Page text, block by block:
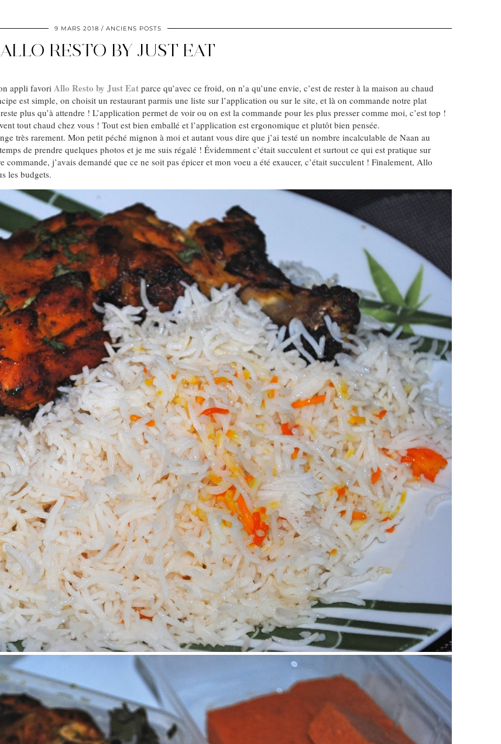
9 MARS 2018 ANCIENS POSTS
ALLO RESTO BY JUST EAT
appli favori Allo Resto by Just Eat parce qu’avec ce froid, on n’a qu’une envie, c’est de rester à la maison au chaud
est simple, on choisit un restaurant parmis une liste sur l’application ou sur le site, et là on commande notre plat
plus qu’à attendre ! L’application permet de voir ou on est la commande pour les plus presser comme moi, c’est top !
tout chaud chez vous ! Tout est bien emballé et l’application est ergonomique et plutôt bien pensée.
très rarement. Mon petit péché mignon à moi et autant vous dire que j’ai testé un nombre incalculable de Naan au
de prendre quelques photos et je me suis régalé ! Évidemment c’était succulent et surtout ce qui est pratique sur
j’avais demandé que ce ne soit pas épicer et mon voeu a été exaucer, c’était succulent ! Finalement, Allo
les budgets.